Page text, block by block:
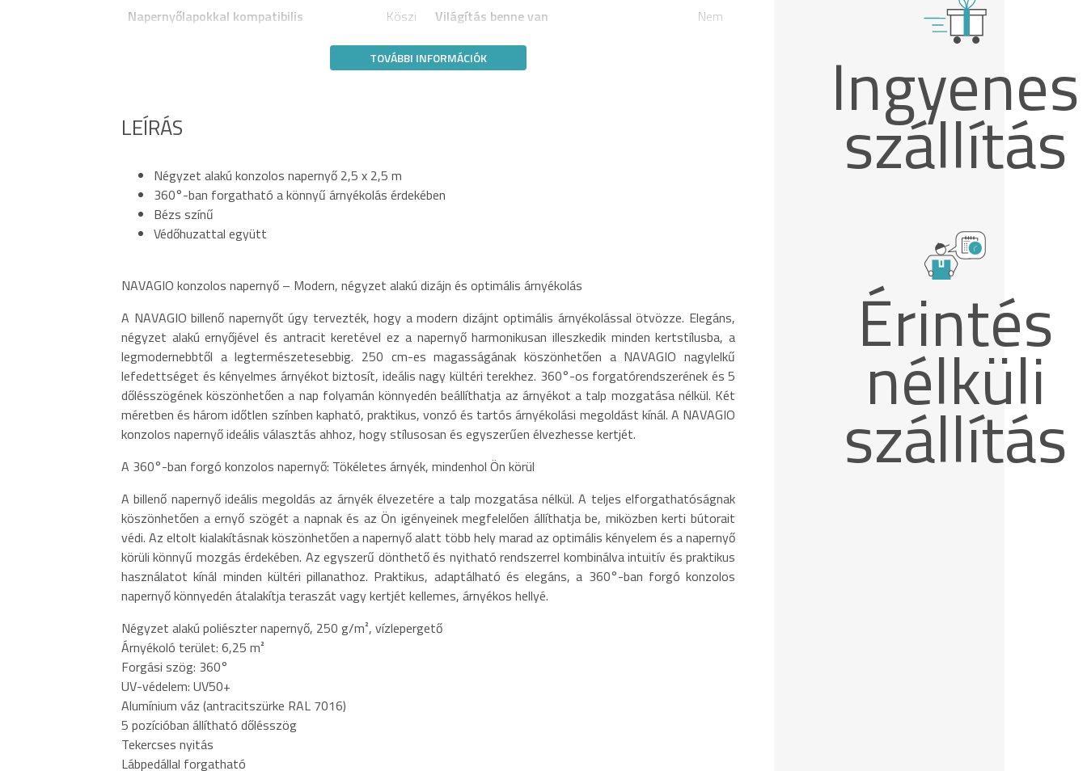
Napernyőlapokkal kompatibilis
Köszi Világítás benne van Nem
TOVÁBBI INFORMÁCIÓK
LEÍRÁS
Négyzet alakú konzolos napernyő 2,5 x 2,5 m
360°-ban forgatható a könnyű árnyékolás érdekében
Bézs színű
Védőhuzattal együtt
NAVAGIO konzolos napernyő – Modern, négyzet alakú dizájn és optimális árnyékolás
A NAVAGIO billenő napernyőt úgy tervezték, hogy a modern dizájnt optimális árnyékolással ötvözze. Elegáns,
négyzet alakú ernyőjével és antracit keretével ez a napernyő harmonikusan illeszkedik minden kertstílusba, a
legmodernebbtől a legtermészetesebbig. 250 cm-es magasságának köszönhetően a NAVAGIO nagylelkű
lefedettséget és kényelmes árnyékot biztosít, ideális nagy kültéri terekhez. 360°-os forgatórendszerének és 5
dőlésszögének köszönhetően a nap folyamán könnyedén beállíthatja az árnyékot a talp mozgatása nélkül. Két
méretben és három időtlen színben kapható, praktikus, vonzó és tartós árnyékolási megoldást kínál. A NAVAGIO
konzolos napernyő ideális választás ahhoz, hogy stílusosan és egyszerűen élvezhesse kertjét.
A 360°-ban forgó konzolos napernyő: Tökéletes árnyék, mindenhol Ön körül
A billenő napernyő ideális megoldás az árnyék élvezetére a talp mozgatása nélkül. A teljes elforgathatóságnak
köszönhetően a ernyő szögét a napnak és az Ön igényeinek megfelelően állíthatja be, miközben kerti bútorait
védi. Az eltolt kialakításnak köszönhetően a napernyő alatt több hely marad az optimális kényelem és a napernyő
körüli könnyű mozgás érdekében. Az egyszerű dönthető és nyitható rendszerrel kombinálva intuitív és praktikus
használatot kínál minden kültéri pillanathoz. Praktikus, adaptálható és elegáns, a 360°-ban forgó konzolos
napernyő könnyedén átalakítja teraszát vagy kertjét kellemes, árnyékos hellyé.
Négyzet alakú poliészter napernyő, 250 g/m², vízlepergető
Árnyékoló terület: 6,25 m²
Forgási szög: 360°
UV-védelem: UV50+
Alumínium váz (antracitszürke RAL 7016)
5 pozícióban állítható dőlésszög
Tekercses nyitás
Lábpedállal forgatható
Ingyenes
szállítás
Érintés
nélküli
szállítás